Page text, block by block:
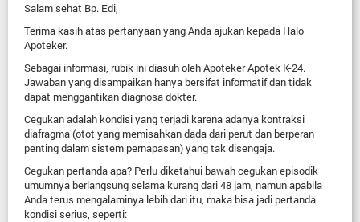
Salam sehat Bp. Edi,
Terima kasih atas pertanyaan yang Anda ajukan kepada Halo
Apoteker.
Sebagai informasi, rubik ini diasuh oleh Apoteker Apotek K-24.
Jawaban yang disampaikan hanya bersifat informatif dan tidak
dapat menggantikan diagnosa dokter.
Cegukan adalah kondisi yang terjadi karena adanya kontraksi
diafragma (otot yang memisahkan dada dari perut dan berperan
penting dalam sistem pernapasan) yang tak disengaja.
Cegukan pertanda apa? Perlu diketahui bawah cegukan episodik
umumnya berlangsung selama kurang dari 48 jam, namun apabila
Anda terus mengalaminya lebih dari itu, maka bisa jadi pertanda
kondisi serius, seperti: